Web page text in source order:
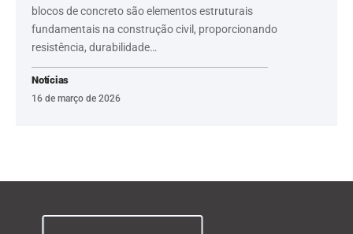
blocos de concreto são elementos estruturais
fundamentais na construção civil, proporcionando
resistência, durabilidade…
Notícias
16 de março de 2026